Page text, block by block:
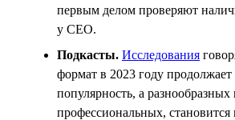
первым делом проверяют
у СЕО.
Подкасты. Исследования
формат в 2023 году продолжает
популярность, а
профессиональных,